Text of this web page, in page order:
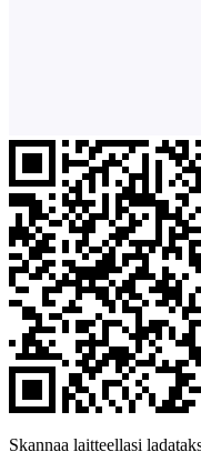
Skannaa laitteellasi